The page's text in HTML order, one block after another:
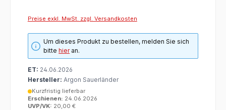
Preise exkl. MwSt. zzgl. Versandkosten
Um dieses Produkt zu bestellen, melden Sie sich
bittehieran.
ET: 24.06.2026
Hersteller: Argon Sauerländer
Kurzfristig lieferbar
Erschienen: 24.06.2026
UVP/VK: 20,00 €